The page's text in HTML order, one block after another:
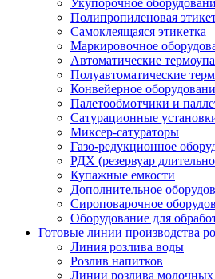
Укупорочное
Полипропиленовая
Самоклеящаяся этикетка
Маркировочное
Автоматические
Полуавтоматические
Конвейерное
Палетообмотчики и
Сатурационные
Миксер-сатураторы
Газо-редукционное
РДХ (резервуар
Купажные емкости
Дополнительное
Сироповарочное
Оборудование для
Готовые линии производства
Линия розлива воды
Розлив напитков
Линии розлива молочных